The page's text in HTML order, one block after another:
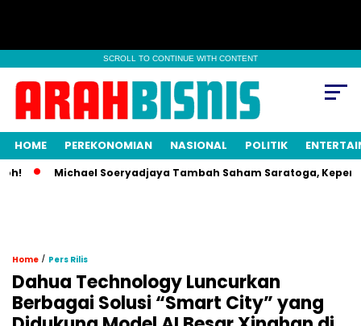
SCROLL TO CONTINUE WITH CONTENT
HOME PEREKONOMIAN NASIONAL POLITIK
Michael Soeryadjaya Tambah Saham Saratoga,
Home / Pers Rilis
Dahua Technology Luncurkan
Berbagai Solusi “Smart City” yang